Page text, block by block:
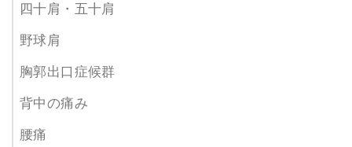
四十肩・五十肩
野球肩
胸郭出口症候群
背中の痛み
腰痛